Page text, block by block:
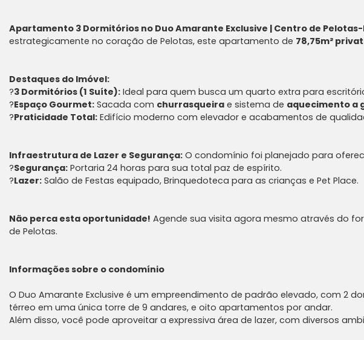
Apartamento 3 Dormitórios no Duo Amarante Exclusive | Centro de Pelotas-
estrategicamente no coração de Pelotas, este apartamento de 78,75m²
Destaques do Imóvel:
?3 Dormitórios (1 Suíte): Ideal para quem busca um quarto extra para
?Espaço Gourmet: Sacada com churrasqueira e sistema de aquecimento a
?Praticidade Total: Edifício moderno com elevador e acabamentos de
Infraestrutura de Lazer e Segurança: O condomínio foi planejado para
?Segurança: Portaria 24 horas para sua total paz de espírito.
?Lazer: Salão de Festas equipado, Brinquedoteca para as crianças e Pet Place.
Não perca esta oportunidade! Agende sua visita agora mesmo através do
de Pelotas.
Informações sobre o condomínio
O Duo Amarante Exclusive é um empreendimento de padrão elevado, com 2
térreo em uma única torre de 9 andares, e oito apartamentos por andar.
Além disso, você pode aproveitar a expressiva área de lazer, com diversos